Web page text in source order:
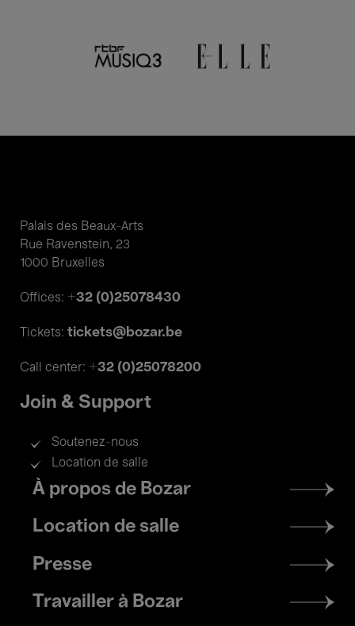
Palais des Beaux-Arts
Rue Ravenstein, 23
1000 Bruxelles
Offices: +32 (0)25078430
Tickets: tickets@bozar.be
Call center: +32 (0)25078200
Join & Support
Soutenez-nous
Location de salle
Footer
menu
À propos de Bozar
Location de salle
Presse
Travailler à Bozar